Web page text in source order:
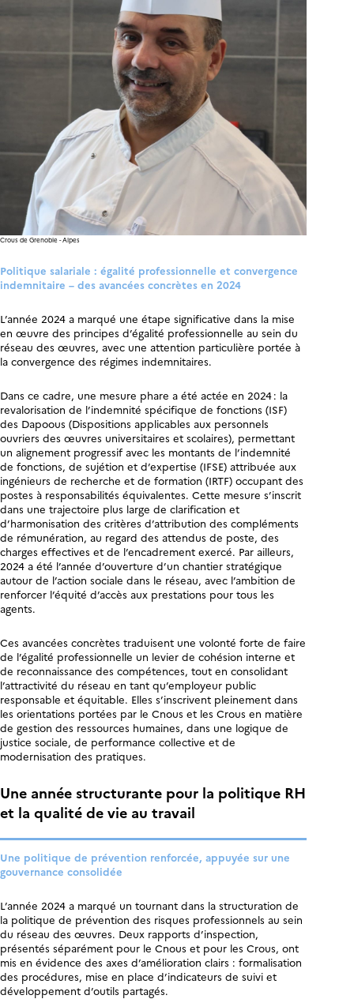
Crous de Grenoble - Alpes
Politique salariale : égalité professionnelle et convergence
indemnitaire – des avancées concrètes en 2024
L’année 2024 a marqué une étape significative dans la mise
en œuvre des principes d’égalité professionnelle au sein du
réseau des œuvres, avec une attention particulière portée à
la convergence des régimes indemnitaires.
Dans ce cadre, une mesure phare a été actée en 2024 : la
revalorisation de l’indemnité spécifique de fonctions (ISF)
des Dapoous (Dispositions applicables aux personnels
ouvriers des œuvres universitaires et scolaires), permettant
un alignement progressif avec les montants de l’indemnité
de fonctions, de sujétion et d’expertise (IFSE) attribuée aux
ingénieurs de recherche et de formation (IRTF) occupant des
postes à responsabilités équivalentes. Cette mesure s’inscrit
dans une trajectoire plus large de clarification et
d’harmonisation des critères d’attribution des compléments
de rémunération, au regard des attendus de poste, des
charges effectives et de l’encadrement exercé. Par ailleurs,
2024 a été l’année d’ouverture d’un chantier stratégique
autour de l’action sociale dans le réseau, avec l’ambition de
renforcer l’équité d’accès aux prestations pour tous les
agents.
Ces avancées concrètes traduisent une volonté forte de faire
de l’égalité professionnelle un levier de cohésion interne et
de reconnaissance des compétences, tout en consolidant
l’attractivité du réseau en tant qu’employeur public
responsable et équitable. Elles s’inscrivent pleinement dans
les orientations portées par le Cnous et les Crous en matière
de gestion des ressources humaines, dans une logique de
justice sociale, de performance collective et de
modernisation des pratiques.
Une année structurante pour la politique RH
et la qualité de vie au travail
Une politique de prévention renforcée, appuyée sur une
gouvernance consolidée
L’année 2024 a marqué un tournant dans la structuration de
la politique de prévention des risques professionnels au sein
du réseau des œuvres. Deux rapports d’inspection,
présentés séparément pour le Cnous et pour les Crous, ont
mis en évidence des axes d’amélioration clairs : formalisation
des procédures, mise en place d’indicateurs de suivi et
développement d’outils partagés.